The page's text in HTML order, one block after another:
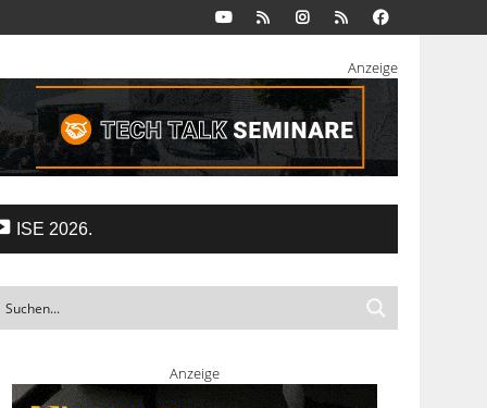
Anzeige
ISE 2026.
Anzeige